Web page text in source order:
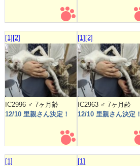
[1] [2]
IC2996 ♂ 7ヶ月齢
12/10 里親さん決定！
[1] [2]
IC2963 ♂ 7ヶ月齢
12/10 里親さん決定！
[1] [1]